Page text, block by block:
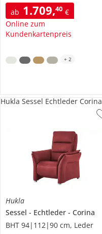
ab 1.709,40 €
Online zum
Kundenkartenpreis
+ 2
Hukla
Sessel
Echtleder
Corina
BHT 94|112|90 cm, Leder
Hukla Sessel Echtleder Corina